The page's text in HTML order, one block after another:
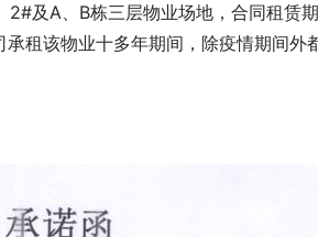
2#及A、B栋三层物业场地，合同租赁
租该物业十多年期间，除疫情期间外